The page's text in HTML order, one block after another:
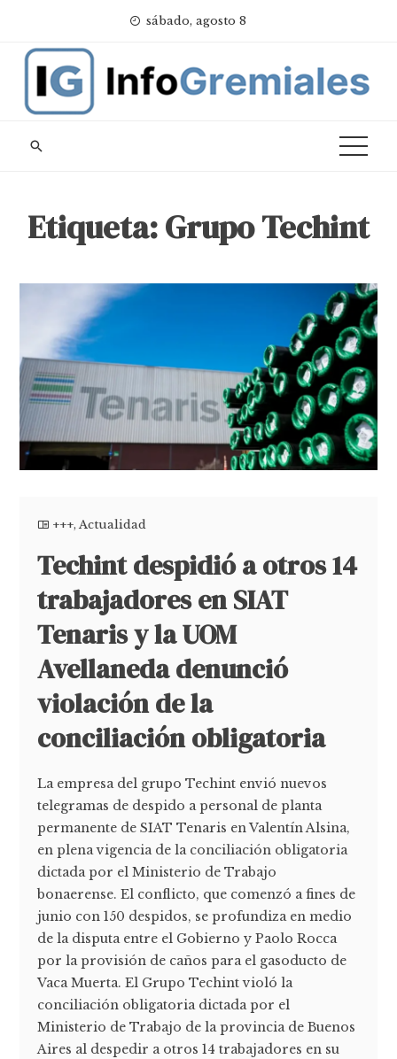
content
sábado, agosto 8
Etiqueta:Grupo Techint
+++,Actualidad
Techint despidió a otros 14
trabajadores en SIAT
Tenaris y la UOM
Avellaneda denunció
violación de la
conciliación obligatoria
La empresa del grupo Techint envió nuevos
telegramas de despido a personal de planta
permanente de SIAT Tenaris en Valentín Alsina,
en plena vigencia de la conciliación obligatoria
dictada por el Ministerio de Trabajo
bonaerense. El conflicto, que comenzó a fines de
junio con 150 despidos, se profundiza en medio
de la disputa entre el Gobierno y Paolo Rocca
por la provisión de caños para el gasoducto de
Vaca Muerta. El Grupo Techint violó la
conciliación obligatoria dictada por el
Ministerio de Trabajo de la provincia de Buenos
Aires al despedir a otros 14 trabajadores en su